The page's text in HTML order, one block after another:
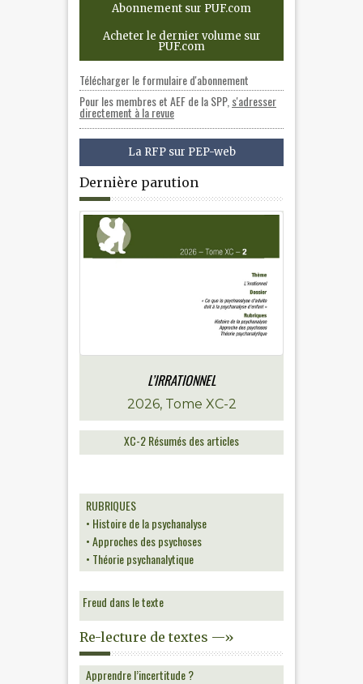
Abonnement sur PUF.com
Acheter le dernier volume sur
PUF.com
Télécharger le formulaire d'abonnement
Pour les membres et AEF de la SPP, s'adresser
directement à la revue
La RFP sur PEP-web
Dernière parution
L’IRRATIONNEL
2026, Tome XC-2
XC-2 Résumés des articles
RUBRIQUES
• Histoire de la psychanalyse
• Approches des psychoses
• Théorie psychanalytique
Freud dans le texte
Re-lecture de textes —»
Apprendre l’incertitude ?